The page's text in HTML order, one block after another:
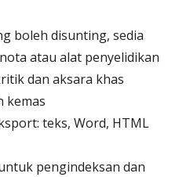
boleh disunting, sedia
atau alat penyelidikan
dan aksara khas
kemas
teks, Word, HTML
pengindeksan dan